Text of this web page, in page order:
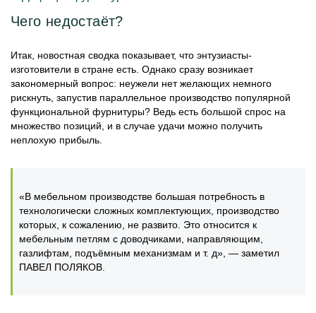
Чего недостаёт?
Итак, новостная сводка показывает, что энтузиасты-
изготовители в стране есть. Однако сразу возникает
закономерный вопрос: неужели нет желающих немного
рискнуть, запустив параллельное производство популярной
функциональной фурнитуры? Ведь есть большой спрос на
множество позиций, и в случае удачи можно получить
неплохую прибыль.
«В мебельном производстве большая потребность в
технологически сложных комплектующих, производство
которых, к сожалению, не развито. Это относится к
мебельным петлям с доводчиками, направляющим,
газлифтам, подъёмным механизмам и т. д», — заметил
ПАВЕЛ ПОЛЯКОВ.